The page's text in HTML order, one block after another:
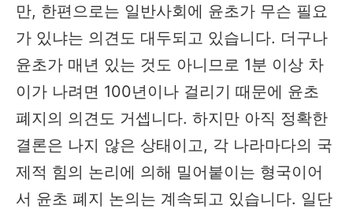
만, 한편으로는 일반사회에 윤초가 무슨 필요
가 있냐는 의견도 대두되고 있습니다. 더구나
윤초가 매년 있는 것도 아니므로 1분 이상 차
이가 나려면 100년이나 걸리기 때문에 윤초
폐지의 의견도 거셉니다. 하지만 아직 정확한
결론은 나지 않은 상태이고, 각 나라마다의 국
제적 힘의 논리에 의해 밀어붙이는 형국이어
서 윤초 폐지 논의는 계속되고 있습니다. 일단